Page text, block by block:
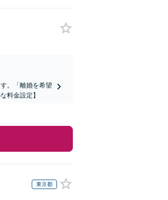
。「離婚を希望
料金設定】
東京都